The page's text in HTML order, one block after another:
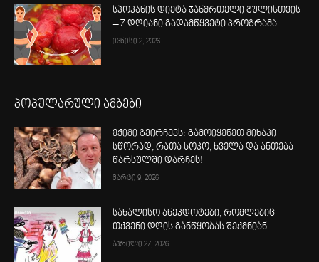
სპოკანის დიეტა ჯანმრთელი გულისთვის
– 7 დღიანი გადამწყვეტი პროგრამა
ივნისი 2, 2026
პოპულარული ამბები
ექიმი გვირჩევს: გამოიყენეთ მიხაკი
სწორად, რათა სოკო, ხველა და ანთება
წარსულში დარჩეს!
მარტი 9, 2026
სახალისო ანეკდოტები, რომლებიც
თქვენი დღის განწყობას შექმნიან
აპრილი 27, 2026